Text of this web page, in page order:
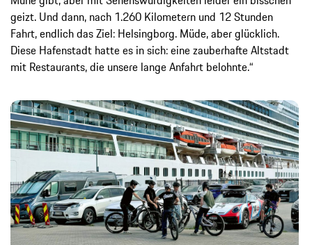
geizt. Und dann, nach 1.260 Kilometern und 12 Stunden
Fahrt, endlich das Ziel: Helsingborg. Müde, aber glücklich.
Diese Hafenstadt hatte es in sich: eine zauberhafte Altstadt
mit Restaurants, die unsere lange Anfahrt belohnte.“